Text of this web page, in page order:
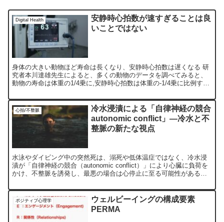
Digital Health
安静時心拍数が速すぎることは良
いことではない
身体の大きい動物ほど寿命は長くなり、安静時心拍数は遅くなる 研
究者本川達雄先生によると、多くの動物のデータを調べてみると、
動物の寿命は体重の1/4乗に,安静時心拍数は体重の-1/4乗に比例する
心拍/不整脈
冷水浸漬による「自律神経の競合
autonomic conflict」—冷水と不
整脈の新たな視点
水泳やダイビング中の突然死は、溺死や低体温症ではなく、冷水浸
漬が「自律神経の競合（autonomic conflict）」により心臓に負荷を
かけ、不整脈を誘発し、最悪の場合は心停止に至る可能性があるこ
ポジティブ心理学
ウェルビーイングの構成要素
PERMA